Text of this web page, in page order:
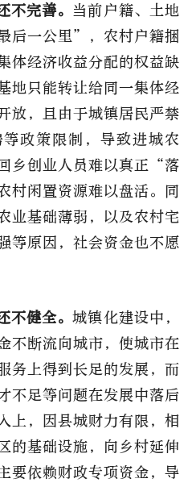
不完善。 当前户籍、土地
后一公里”，农村户籍捆
体经济收益分配的权益缺
地只能转让给同一集体经
放，且由于城镇居民严禁
政策限制，导致进城农
乡创业人员难以真正“落
村闲置资源难以盘活。同
业基础薄弱，以及农村宅
等原因，社会资金也不愿
不健全。城镇化建设中，
不断流向城市，使城市在
务上得到长足的发展，而
不足等问题在发展中落后
上，因县城财力有限，相
的基础设施，向乡村延伸
要依赖财政专项资金，导